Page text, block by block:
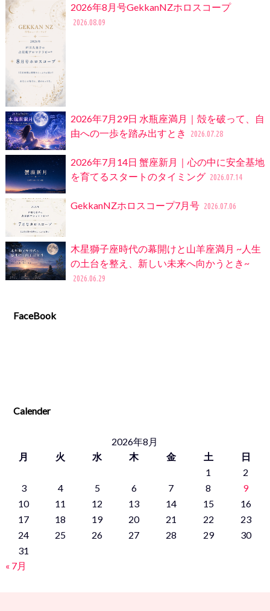
2026年8月号GekkanNZホロスコープ
2026.08.09
2026年7月29日 水瓶座満月｜殻を破って、自
由への一歩を踏み出すとき
2026.07.28
2026年7月14日 蟹座新月｜心の中に安全基地
を育てるスタートのタイミング 2026.07.14
GekkanNZホロスコープ7月号 2026.07.06
木星獅子座時代の幕開けと山羊座満月 ~人生
の土台を整え、新しい未来へ向かうとき~
2026.06.29
FaceBook
Calender
2026年8月
月
火 水 木 金 土
日
1
2
3
4 5 6 7 8
9
10
11 12 13 14 15
16
17
18 19 20 21 22
23
24
25 26 27 28 29
30
31
« 7月